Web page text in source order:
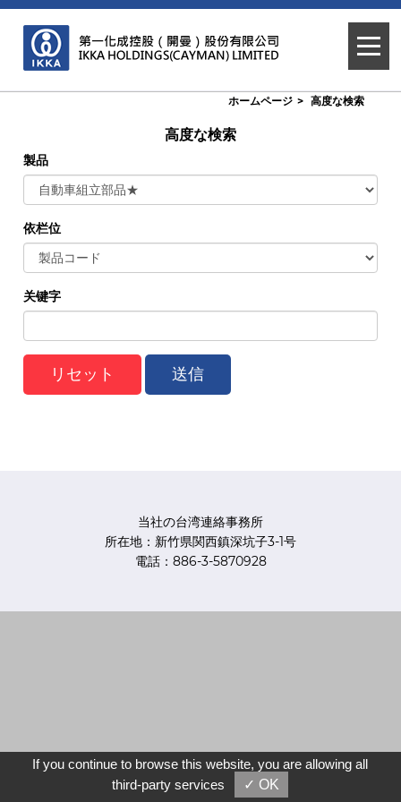
ホームページ 高度な検索
高度な検索
製品
依栏位
关键字
当社の台湾連絡事務所
所在地：新竹県関西鎮深坑子3-1号
電話：886-3-5870928
If you continue to browse this website, you are allowing all
third-party services
✓ OK